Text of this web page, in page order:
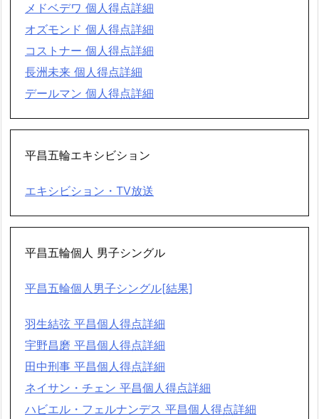
メドベデワ 個人得点詳細
オズモンド 個人得点詳細
コストナー 個人得点詳細
長洲未来 個人得点詳細
デールマン 個人得点詳細
平昌五輪エキシビション
エキシビション・TV放送
平昌五輪個人 男子シングル
平昌五輪個人男子シングル[結果]
羽生結弦 平昌個人得点詳細
宇野昌磨 平昌個人得点詳細
田中刑事 平昌個人得点詳細
ネイサン・チェン 平昌個人得点詳細
ハビエル・フェルナンデス 平昌個人得点詳細